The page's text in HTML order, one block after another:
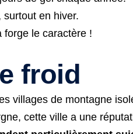
surtout en hiver.
forge le caractère !
froid
villages de montagne
cette ville a une